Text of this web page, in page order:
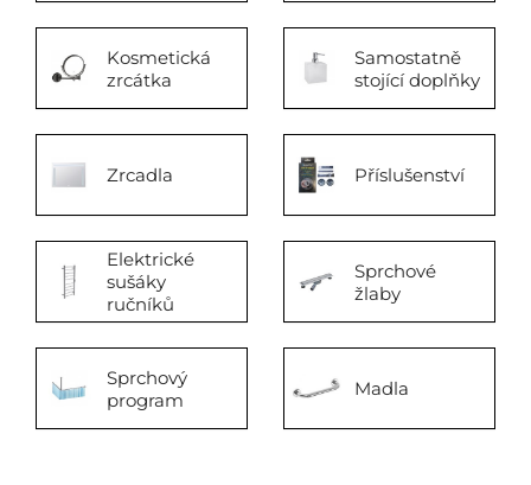
Kosmetická
zrcátka
Samostatně
stojící doplňky
Zrcadla Příslušenství
Elektrické
sušáky
ručníků
Sprchové
žlaby
Sprchový
program
Madla